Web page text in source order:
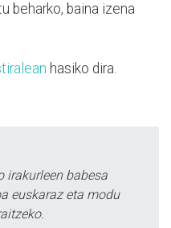
beharko, baina izena
hasiko dira.
irakurleen babesa
euskaraz eta modu